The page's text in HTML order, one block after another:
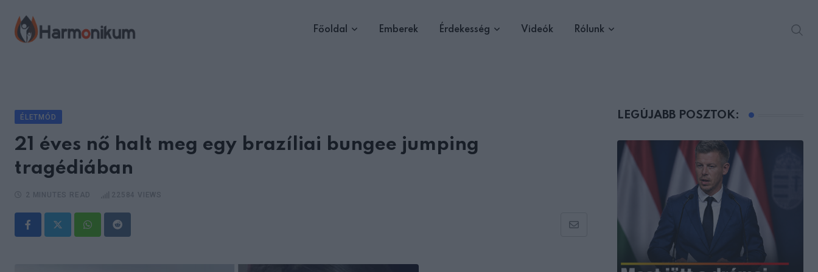
content
Főoldal Emberek Érdekesség Videók Rólunk
ÉLETMÓD
21 éves nő halt meg egy brazíliai bungee jumping
tragédiában
WhatsappReddit
Share
LEGÚJABB POSZTOK: